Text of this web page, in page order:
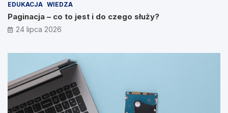
EDUKACJA WIEDZA
Paginacja – co to jest i do czego służy?
24 lipca 2026